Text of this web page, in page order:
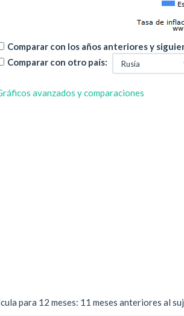
Comparar con los años anteriores y
Comparar con otro país:
avanzados y comparaciones
para 12 meses: 11 meses anteriores al